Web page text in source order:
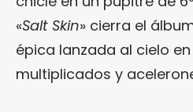
«Salt Skin» cierra el
épica lanzada al cielo
multiplicados y